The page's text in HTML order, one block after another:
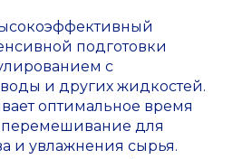
подготовки
с
и других жидкостей.
оптимальное время
перемешивание для
и увлажнения сырья.